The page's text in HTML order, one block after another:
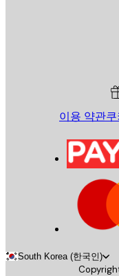
이용 약관
South Korea (한국인)